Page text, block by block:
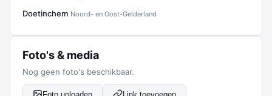
Doetinchem Noord- en Oost-Gelderland
Foto's & media
Nog geen foto's beschikbaar.
Foto uploaden Link toevoegen